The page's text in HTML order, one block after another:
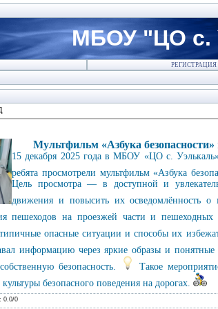
МБОУ "ЦО с.
РЕГИСТРАЦИЯ
Мультфильм «Азбука
15 декабря 2025 года в МБОУ «ЦО с.
ребята просмотрели мультфильм «Азбука
Цель просмотра — в доступной и
движения и повысить их осведомлённость о
пешеходов на проезжей части и пешеходных
опасные ситуации и способы их
информацию через яркие образы и
безопасность.
Такое
безопасного поведения на дорогах.
: 0.0/0